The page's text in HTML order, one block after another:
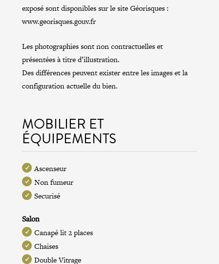
exposé sont disponibles sur le site Géorisques :
www.georisques.gouv.fr
Les photographies sont non contractuelles et
présentées à titre d’illustration.
Des différences peuvent exister entre les images et la
configuration actuelle du bien.
MOBILIER ET
ÉQUIPEMENTS
Ascenseur
Non fumeur
Securisé
Salon
Canapé lit 2 places
Chaises
Double Vitrage